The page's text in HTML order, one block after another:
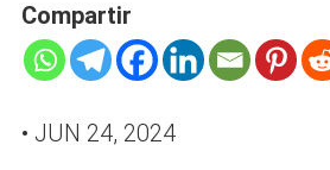
Compartir
• JUN 24, 2024